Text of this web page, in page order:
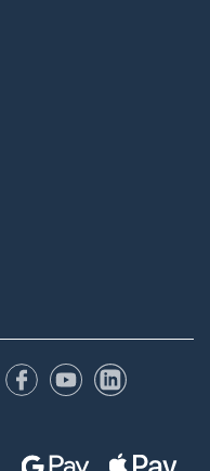
Facebook
YouTubeLinkedIn